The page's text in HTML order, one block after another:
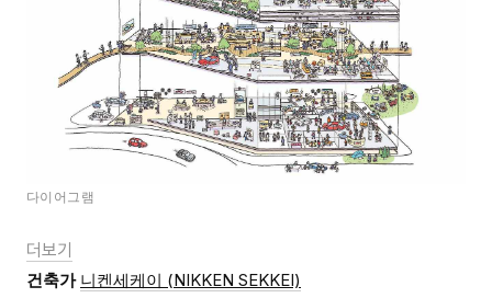
다이어그램
더보기
건축가 니켄세케이 (NIKKEN SEKKEI)